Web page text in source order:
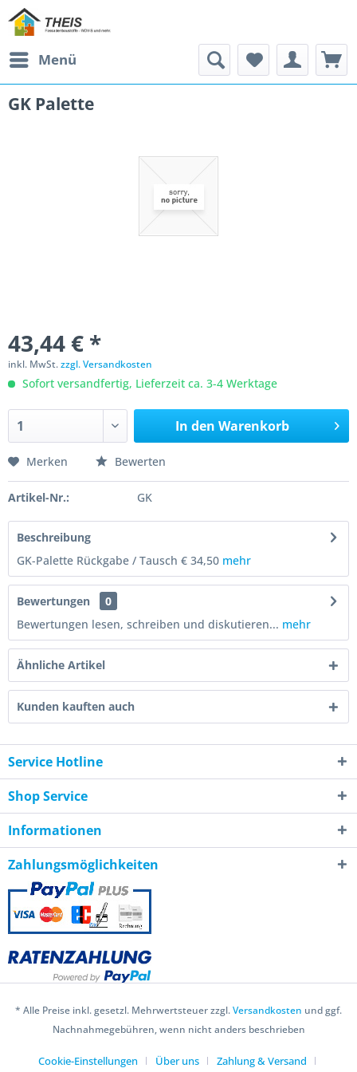
Menü
GK Palette
43,44 € *
inkl. MwSt.zzgl. Versandkosten
Sofort versandfertig, Lieferzeit ca. 3-4 Werktage
In den Warenkorb
Merken Bewerten
Artikel-Nr.: GK
Beschreibung
GK-Palette Rückgabe / Tausch € 34,50 mehr
Bewertungen
0
Bewertungen lesen, schreiben und diskutieren... mehr
Ähnliche Artikel
Kunden kauften auch
Service Hotline
Shop Service
Informationen
Zahlungsmöglichkeiten
* Alle Preise inkl. gesetzl. Mehrwertsteuer zzgl.Versandkosten und ggf.
Nachnahmegebühren, wenn nicht anders beschrieben
Cookie-Einstellungen Über uns Zahlung & Versand